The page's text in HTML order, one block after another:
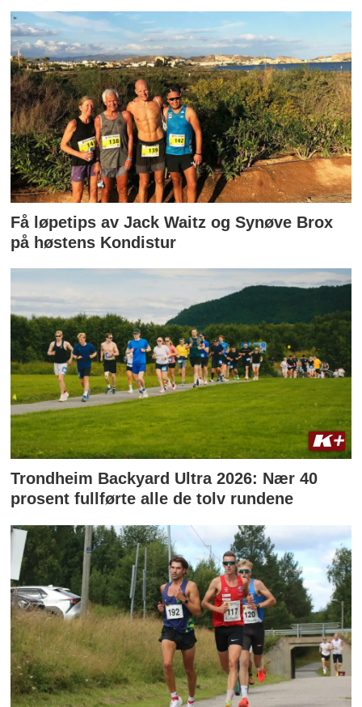
Få løpetips av Jack Waitz og Synøve Brox
på høstens Kondistur
Trondheim Backyard Ultra 2026: Nær 40
prosent fullførte alle de tolv rundene